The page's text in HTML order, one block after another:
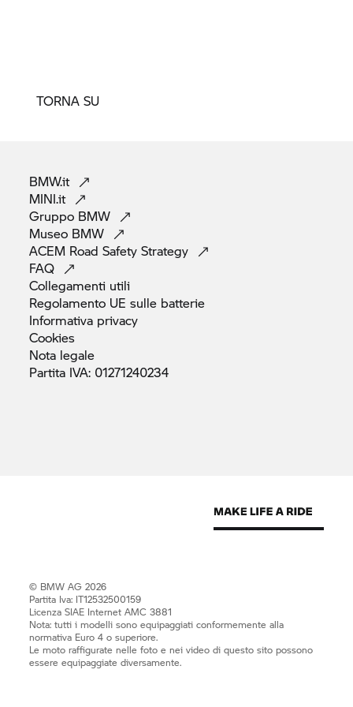
TORNA SU
BMW.it
MINI.it
Gruppo BMW
Museo BMW
ACEM Road SafetyStrategy
FAQ
Collegamenti utili
Regolamento UE sulle batterie
Informativa privacy
Cookies
Nota legale
Partita IVA: 01271240234
© BMW AG 2026
Partita Iva: IT12532500159
Licenza SIAE Internet AMC 3881
Nota: tutti i modelli sono equipaggiati conformemente alla
normativa Euro 4 o superiore.
Le moto raffigurate nelle foto e nei video di questo sito possono
essere equipaggiate diversamente.